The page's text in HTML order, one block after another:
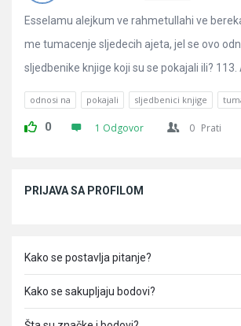
Esselamu alejkum ve rahmetullahi ve
me tumacenje sljedecih ajeta, jel se ovo
sljedbenike knjige koji su se pokajali ili? 113.
odnosi na pokajali sljedbenici knjige
0 1 Odgovor 0 Prati
PRIJAVA SA PROFILOM
Kako se postavlja pitanje?
Kako se sakupljaju bodovi?